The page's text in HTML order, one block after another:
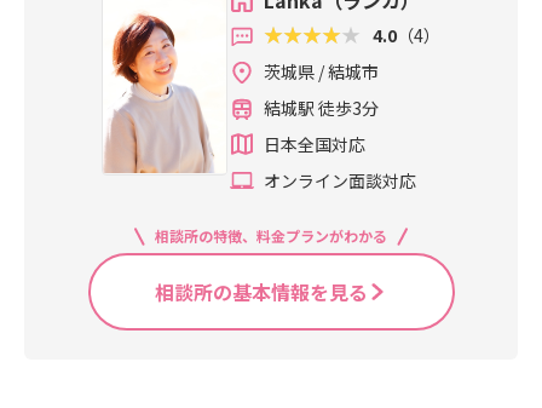
4.0 （4）
茨城県 / 結城市
結城駅 徒歩3分
日本全国対応
オンライン面談対応
相談所の特徴、料金プランがわかる
相談所の基本情報を見る